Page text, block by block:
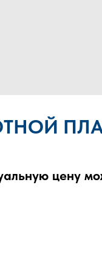
цену